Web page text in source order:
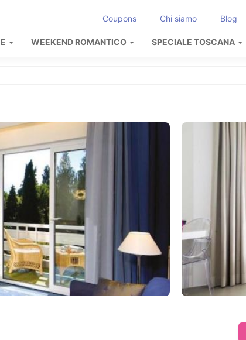
Coupons Chi siamo Blog
WEEKEND ROMANTICO SPECIALE TOSCANA